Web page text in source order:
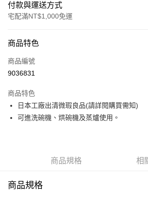
付款與運送方式
宅配滿NT$1,000免運
信用卡一次付款
LINE Pay
街口支付
悠遊付
運送方式
商品特色
商品編號
9036831
商品特色
日本工廠出清微瑕良品(請詳閱購買需知)
可進洗碗機、烘碗機及蒸爐使用。
商品規格 相
商品規格